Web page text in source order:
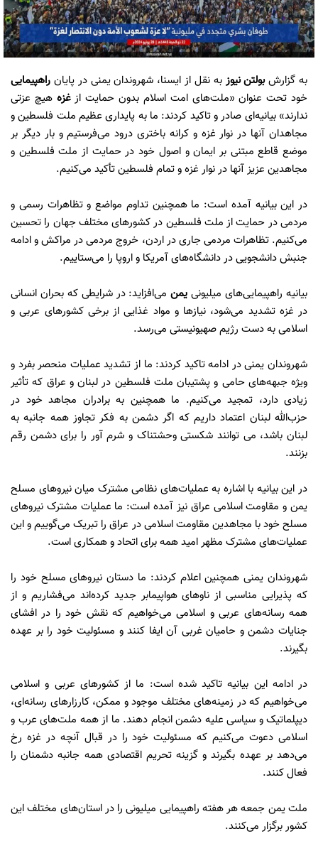
به گزارش بولتن نیوز به نقل از ایسنا، شهروندان یمنی در پایان راهپیمایی
خود تحت عنوان «ملت‌های امت اسلام بدون حمایت ازغزههیچ عزتی
ندارند» بیانیه‌ای صادر و تاکید کردند: ما به پایداری عظیم ملت فلسطین و
مجاهدان آنها در نوار غزه و کرانه باختری درود می‌فرستیم و بار دیگر بر
موضع قاطع مبتنی بر ایمان و اصول خود در حمایت از ملت فلسطین و
مجاهدین عزیز آنها در نوار غزه و تمام فلسطین تأکید می‌کنیم.
در این بیانیه آمده است: ما همچنین تداوم مواضع و تظاهرات رسمی و
مردمی در حمایت از ملت فلسطین در کشورهای مختلف جهان را تحسین
می‌کنیم. تظاهرات مردمی جاری در اردن، خروج مردمی در مراکش و ادامه
جنبش دانشجویی در دانشگاه‌های آمریکا و اروپا را می‌ستاییم.
بیانیه راهپیمایی‌های میلیونی یمن می‌افزاید: در شرایطی که بحران انسانی
در غزه تشدید می‌شود، نیازها و مواد غذایی از برخی کشورهای عربی و
اسلامی به دست رژیم صهیونیستی می‌رسد.
شهروندان یمنی در ادامه تاکید کردند: ما از تشدید عملیات منحصر بفرد و
ویژه جبهه‌های حامی و پشتیبان ملت فلسطین در لبنان و عراق که تأثیر
زیادی دارد، تمجید می‌کنیم. ما همچنین به برادران مجاهد خود در
حزب‌الله لبنان اعتماد داریم که اگر دشمن به فکر تجاوز همه جانبه به
لبنان باشد، می توانند شکستی وحشتناک و شرم آور را برای دشمن رقم
بزنند.
در این بیانیه با اشاره به عملیات‌های نظامی مشترک میان نیروهای مسلح
یمن و مقاومت اسلامی عراق نیز آمده است: ما عملیات مشترک نیروهای
مسلح خود با مجاهدین مقاومت اسلامی در عراق را تبریک می‌گوییم و این
عملیات‌های مشترک مظهر امید همه برای اتحاد و همکاری است.
شهروندان یمنی همچنین اعلام کردند: ما دستان نیروهای مسلح خود را
که پذیرایی مناسبی از ناوهای هواپیمابر جدید کرده‌اند می‌فشاریم و از
همه رسانه‌های عربی و اسلامی می‌خواهیم که نقش خود را در افشای
جنایات دشمن و حامیان غربی آن ایفا کنند و مسئولیت خود را بر عهده
بگیرند.
در ادامه این بیانیه تاکید شده است: ما از کشورهای عربی و اسلامی
می‌خواهیم که در زمینه‌های مختلف موجود و ممکن، کارزارهای رسانه‌ای،
دیپلماتیک و سیاسی علیه دشمن انجام دهند. ما از همه ملت‌های عرب و
اسلامی دعوت می‌کنیم که مسئولیت خود را در قبال آنچه در غزه رخ
می‌دهد بر عهده بگیرند و گزینه تحریم اقتصادی همه جانبه دشمنان را
فعال کنند.
ملت یمن جمعه هر هفته راهپیمایی میلیونی را در استان‌های مختلف این
کشور برگزار می‌کنند.